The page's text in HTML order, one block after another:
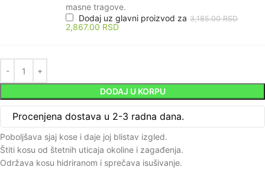
masne tragove.
Dodaj uz glavni proizvod za 3,185.00RSD
2,867.00 RSD
DODAJ U KORPU
Procenjena dostava u 2-3 radna dana.
Poboljšava sjaj kose i daje joj blistav izgled.
Štiti kosu od štetnih uticaja okoline i zagađenja.
Održava kosu hidriranom i sprečava isušivanje.